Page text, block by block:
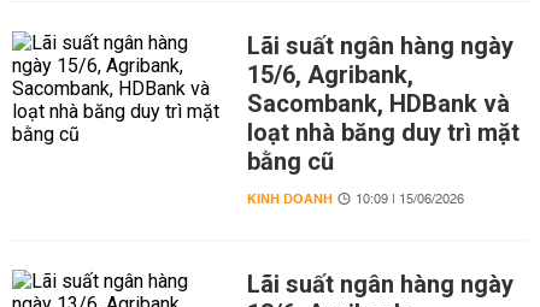
Lãi suất ngân hàng ngày
15/6, Agribank,
Sacombank, HDBank và
loạt nhà băng duy trì mặt
bằng cũ
KINH DOANH 10:09 | 15/06/2026
Lãi suất ngân hàng ngày